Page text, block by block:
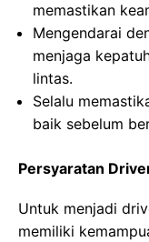
memastikan
Mengendarai
menjaga
lintas.
Selalu
baik sebelum
Persyaratan
Untuk menjadi
memiliki